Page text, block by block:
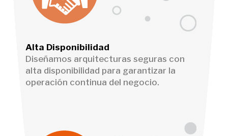
Alta Disponibilidad
Diseñamos arquitecturas seguras con
alta disponibilidad para garantizar la
operación continua del negocio.